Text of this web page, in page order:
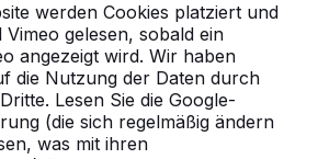
werden Cookies platziert und
gelesen, sobald ein
angezeigt wird. Wir haben
die Nutzung der Daten durch
Lesen Sie die Google-
(die sich regelmäßig ändern
was mit ihren